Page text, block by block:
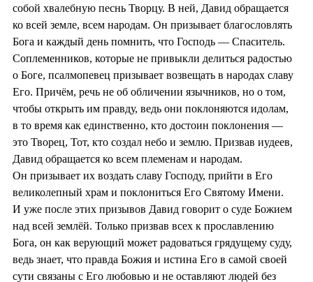
собой хвалебную песнь Творцу. В ней, Давид обращается
ко всей земле, всем народам. Он призывает благословлять
Бога и каждый день помнить, что Господь — Спаситель.
Соплеменников, которые не привыкли делиться радостью
о Боге, псалмопевец призывает возвещать в народах славу
Его. Причём, речь не об обличении язычников, но о том,
чтобы открыть им правду, ведь они поклоняются идолам,
в то время как единственно, кто достоин поклонения —
это Творец, Тот, кто создал небо и землю. Призвав иудеев,
Давид обращается ко всем племенам и народам.
Он призывает их воздать славу Господу, прийти в Его
великолепный храм и поклониться Его Святому Имени.
И уже после этих призывов Давид говорит о суде Божием
над всей землёй. Только призвав всех к прославлению
Бога, он как верующий может радоваться грядущему суду,
ведь знает, что правда Божия и истина Его в самой своей
сути связаны с Его любовью и не оставляют людей без